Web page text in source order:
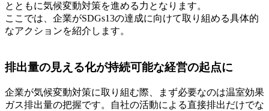
とともに気候変動対策を進める力となります。
ここでは、企業がSDGs13の達成に向けて取り組める具体的
なアクションを紹介します。
排出量の見える化が持続可能な経営の起点に
企業が気候変動対策に取り組む際、まず必要なのは温室効果
ガス排出量の把握です。自社の活動による直接排出だけでな